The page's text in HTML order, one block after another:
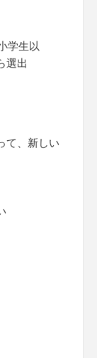
学生以
選出
て、新しい